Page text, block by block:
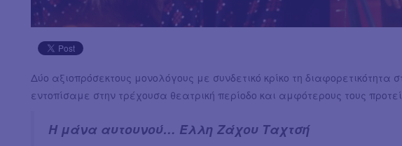
Δύο αξιοπρόσεκτους μονολόγους με συνδετικό κρίκο τη διαφορετικότητα
εντοπίσαμε στην τρέχουσα θεατρική περίοδο και αμφότερους τους
Η μάνα αυτουνού… Έλλη Ζάχου Ταχτσή